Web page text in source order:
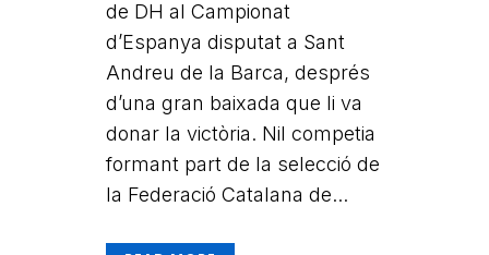
de DH al Campionat
d’Espanya disputat a Sant
Andreu de la Barca, després
d’una gran baixada que li va
donar la victòria. Nil competia
formant part de la selecció de
la Federació Catalana de...